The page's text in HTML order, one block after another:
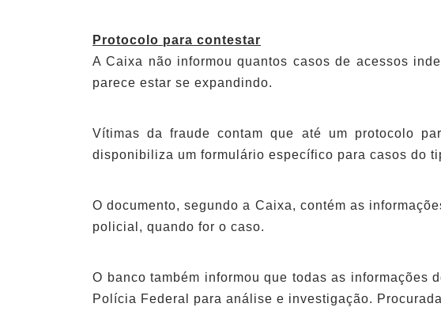
Protocolo para contestar
A Caixa não informou quantos casos de acessos
parece estar se expandindo.
Vítimas da fraude contam que até um protocolo
disponibiliza um formulário específico para casos do
O documento, segundo a Caixa, contém as
policial, quando for o caso.
O banco também informou que todas as
Polícia Federal para análise e investigação.